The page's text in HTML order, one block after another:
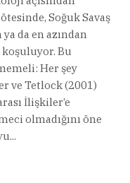
Soğuk Savaş
da en azından
koşuluyor. Bu
Her şey
ve Tetlock (2001)
İlişkiler’e
olmadığını öne